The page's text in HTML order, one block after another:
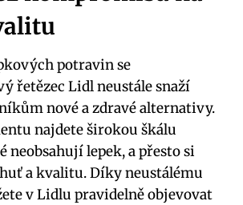
potravin se
řetězec Lidl neustále snaží
nové a zdravé alternativy.
najdete širokou škálu
neobsahují lepek, a přesto si
a kvalitu. Díky neustálému
v Lidlu pravidelně objevovat